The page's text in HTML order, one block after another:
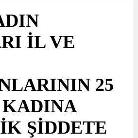
GÜNÜ’NE İLİŞKİN BASIN
İL VE
25
ŞİDDETE